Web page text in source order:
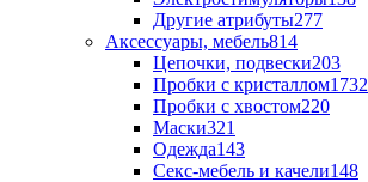
Другие атрибуты277
Аксессуары, мебель814
Цепочки, подвески203
Пробки с кристаллом1732
Пробки с хвостом220
Маски321
Одежда143
Секс-мебель и качели148